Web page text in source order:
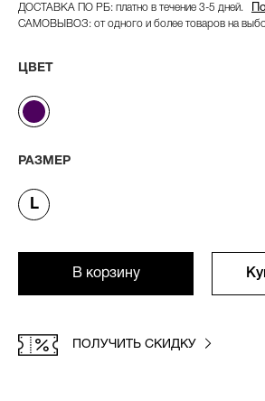
ДОСТАВКА ПО РБ: платно в течение 3-5 дней.
САМОВЫВОЗ: от одного и более товаров на
ЦВЕТ
РАЗМЕР
L
В корзину
ПОЛУЧИТЬ СКИДКУ